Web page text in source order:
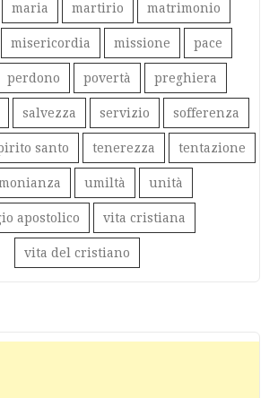
maria martirio matrimonio
misericordia missione pace
perdono povertà preghiera
salvezza servizio sofferenza
santo tenerezza tentazione
umiltà unità
apostolico vita cristiana
vita del cristiano